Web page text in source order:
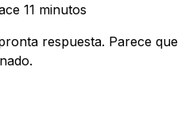
11 minutos
respuesta. Parece que